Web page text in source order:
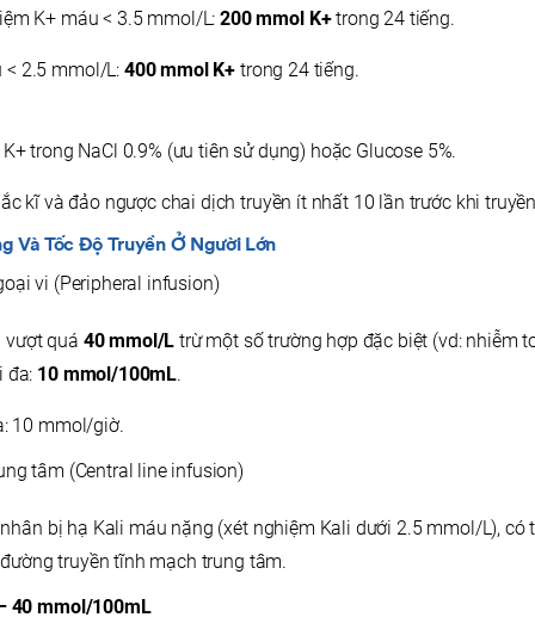
K+ máu < 3.5 mmol/L:200 mmol K+trong 24 tiếng.
< 2.5 mmol/L: 400 mmol K+ trong 24 tiếng.
trong NaCl 0.9% (ưu tiên sử dụng) hoặc Glucose 5%.
kĩ và đảo ngược chai dịch truyền ít nhất 10 lần trước khi
Và Tốc Độ Truyền Ở Người Lớn
vi (Peripheral infusion)
vượt quá 40 mmol/L trừ một số trường hợp đặc biệt (vd: nhiễm
đa: 10 mmol/100mL.
10 mmol/giờ.
tâm (Central line infusion)
bị hạ Kali máu nặng (xét nghiệm Kali dưới 2.5 mmol/L), có
truyền tĩnh mạch trung tâm.
40 mmol/100mL